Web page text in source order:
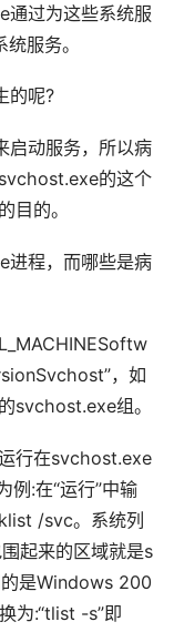
通过为这些系统服
服务。
的呢?
启动服务，所以病
的这个
目的。
进程，而哪些是病
，如
svchost.exe组。
行在svchost.exe
例:在“运行”中输
/svc。系统列
起来的区域就是s
是Windows 200
为:“tlist -s”即